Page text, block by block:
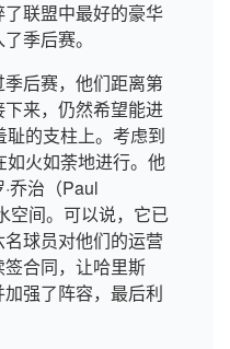
联盟中最好的豪华
季后赛。
后赛，他们距离第
来，仍然希望能进
的支柱上。考虑到
火如荼地进行。他
乔治（Paul
空间。可以说，它已
球员对他们的运营
合同，让哈里斯
强了阵容，最后利